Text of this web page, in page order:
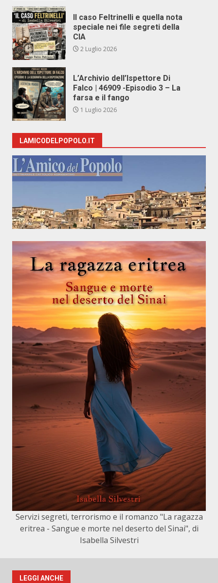
Il caso Feltrinelli e quella nota
speciale nei file segreti della
CIA
2 Luglio 2026
L’Archivio dell’Ispettore Di
Falco | 46909 -Episodio 3 – La
farsa e il fango
1 Luglio 2026
LAMICODELPOPOLO.IT
Servizi segreti, terrorismo e il romanzo "La ragazza
eritrea - Sangue e morte nel deserto del Sinai", di
Isabella Silvestri
LEGGI ANCHE